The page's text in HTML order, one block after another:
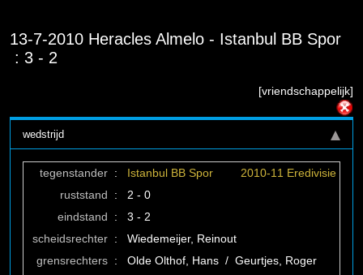
13-7-2010 Heracles Almelo - Istanbul BB Spor
: 3 - 2
[vriendschappelijk]
wedstrijd
tegenstander : Istanbul BB Spor
2010-11 Eredivisie
ruststand
:
2 - 0
eindstand
:
3 - 2
scheidsrechter :
Wiedemeijer, Reinout
grensrechters :
Olde Olthof, Hans / Geurtjes, Roger